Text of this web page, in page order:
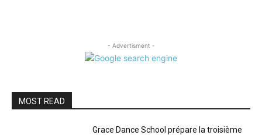
- Advertisment -
MOST READ
Grace Dance School prépare la troisième